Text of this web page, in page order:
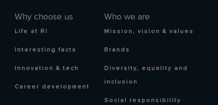
Why choose us
Life at RI
Interesting facts
Innovation & tech
Career development
Who we are
Mission, vision & values
Brands
Diversity, equality and
inclusion
Social responsibility